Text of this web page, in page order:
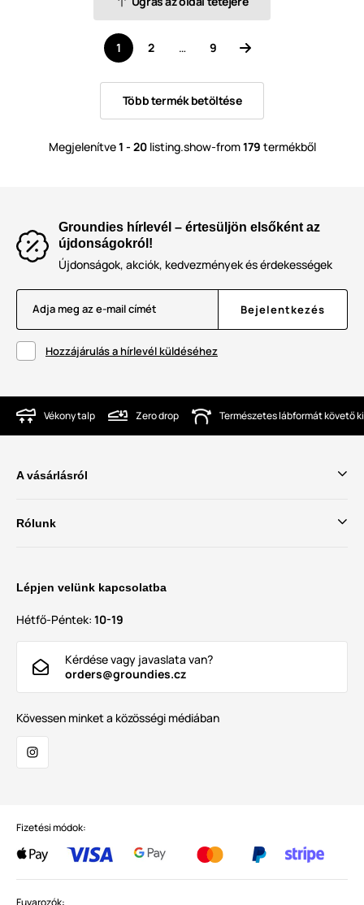
1 2 … 9
Több termék betöltése
Megjelenítve1 - 20listing.show-from179 termékből
Groundies hírlevél – értesüljön elsőként az
újdonságokról!
Újdonságok, akciók, kedvezmények és érdekességek
Adja meg az e-mail címét Bejelentkezés
Hozzájárulás a hírlevél küldéséhez
Vékony talp Zero drop Természetes lábformát követő
A vásárlásról
Rólunk
Lépjen velünk kapcsolatba
Hétfő-Péntek: 10-19
Kérdése vagy javaslata van?
orders@groundies.cz
Kövessen minket a közösségi médiában
Fizetési módok:
Fuvarozók: